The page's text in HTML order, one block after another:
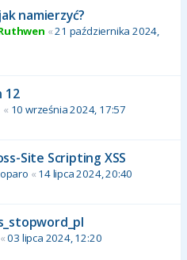
namierzyć?
«21 października 2024,
12
« 10 września 2024, 17:57
Site Scripting XSS
« 14 lipca 2024, 20:40
«03 lipca 2024, 12:20